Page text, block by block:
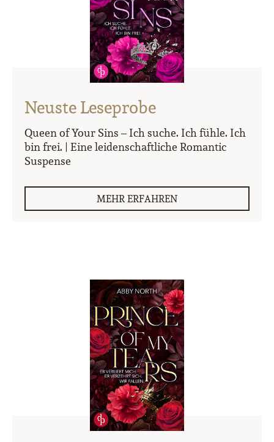
Neuste Leseprobe
Queen of Your Sins – Ich suche. Ich fühle. Ich
bin frei. | Eine leidenschaftliche Romantic
Suspense
MEHR ERFAHREN